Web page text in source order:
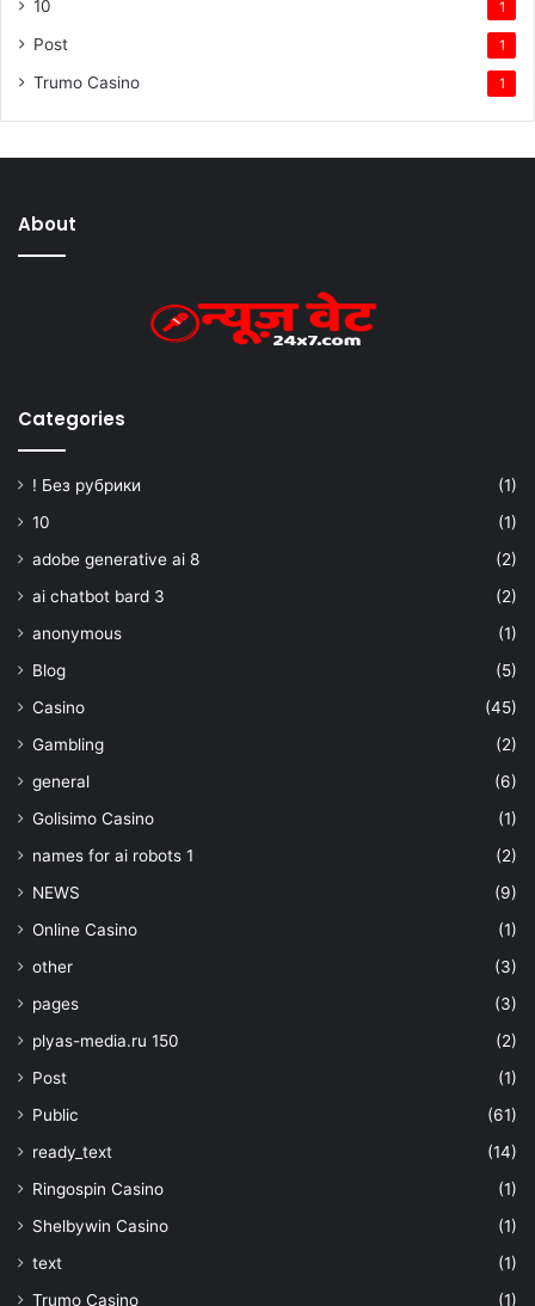
10 1
Post 1
Trumo Casino 1
About
Categories
! Без рубрики
(1)
10
(1)
adobe generative ai 8
(2)
ai chatbot bard 3
(2)
anonymous
(1)
Blog
(5)
Casino
(45)
Gambling
(2)
general
(6)
Golisimo Casino
(1)
names for ai robots 1
(2)
NEWS
(9)
Online Casino
(1)
other
(3)
pages
(3)
plyas-media.ru 150
(2)
Post
(1)
Public
(61)
ready_text
(14)
Ringospin Casino
(1)
Shelbywin Casino
(1)
text
(1)
Trumo Casino
(1)